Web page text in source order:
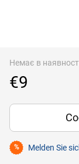
Немає в
€9
% Melden Sie